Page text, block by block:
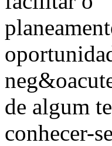
de algum
conhecer-se